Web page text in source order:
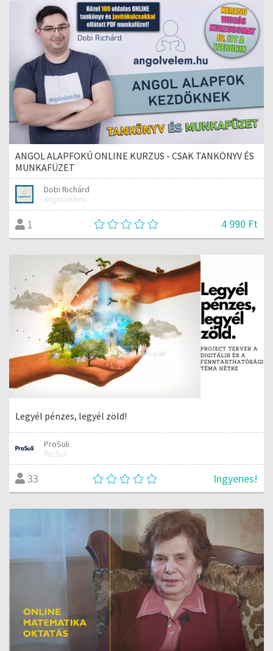
ANGOL ALAPFOKÚ ONLINE KURZUS - CSAK TANKÖNYV ÉS
MUNKAFÜZET
Dobi Richárd
Angol Velem
1 4 990 Ft
Legyél pénzes, legyél zöld!
ProSuli
ProSuli
33 Ingyenes!